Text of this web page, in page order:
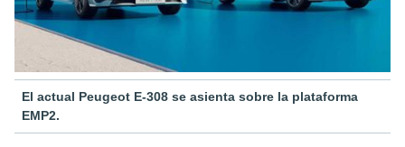
El actual Peugeot E-308 se asienta sobre la plataforma
EMP2.